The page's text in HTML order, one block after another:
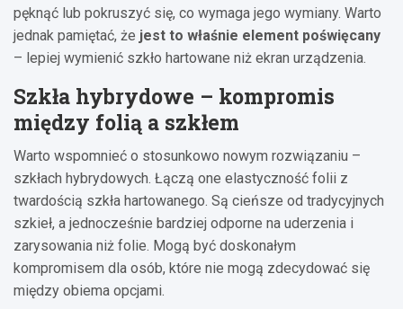
pęknąć lub pokruszyć się, co wymaga jego wymiany. Warto
jednak pamiętać, że jest to właśnie element poświęcany
– lepiej wymienić szkło hartowane niż ekran urządzenia.
Szkła hybrydowe – kompromis
między folią a szkłem
Warto wspomnieć o stosunkowo nowym rozwiązaniu –
szkłach hybrydowych. Łączą one elastyczność folii z
twardością szkła hartowanego. Są cieńsze od tradycyjnych
szkieł, a jednocześnie bardziej odporne na uderzenia i
zarysowania niż folie. Mogą być doskonałym
kompromisem dla osób, które nie mogą zdecydować się
między obiema opcjami.